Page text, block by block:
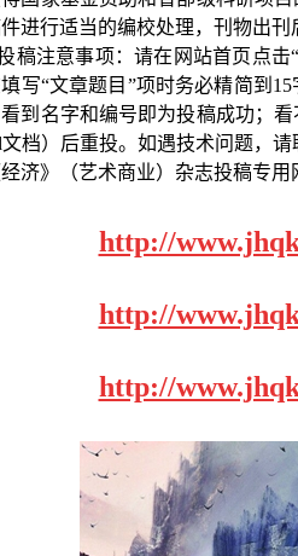
进行适当的编校处理，刊物出刊
稿注意事项：请在网站首页点
写“文章题目”项时务必精简到 15
到名字和编号即为投稿成功；
文档）后重投。如遇技术问题，请
经济》（艺术商业）杂志投稿专用
http://
http://
http://